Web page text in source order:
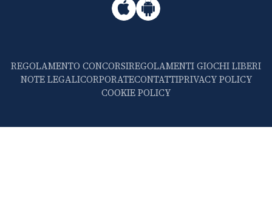
REGOLAMENTO CONCORSIREGOLAMENTI GIOCHI LIBERI
NOTE LEGALICORPORATECONTATTIPRIVACY POLICY
COOKIE POLICY